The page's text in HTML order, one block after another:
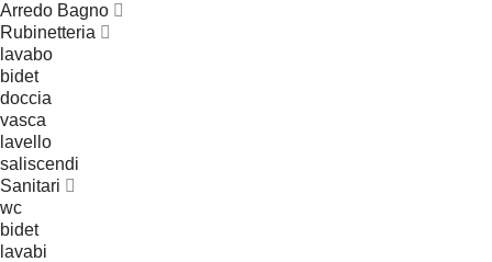
Arredo Bagno
Rubinetteria
lavabo
bidet
doccia
vasca
lavello
saliscendi
Sanitari
wc
bidet
lavabi